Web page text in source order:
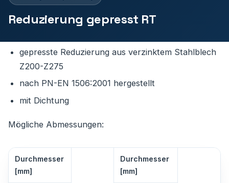
Reduzierung gepresst RT
gepresste Reduzierung aus verzinktem Stahlblech
Z200-Z275
nach PN-EN 1506:2001 hergestellt
mit Dichtung
Mögliche Abmessungen:
Durchmesser
[mm]
Durchmesser
[mm]